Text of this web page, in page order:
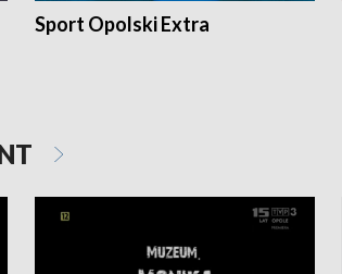
Sport Opolski Extra